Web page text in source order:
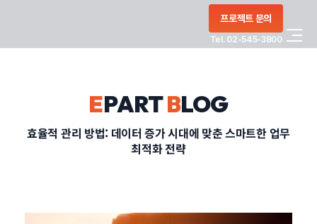
프로젝트 문의
Tel. 02-545-3800
EPARTBLOG
효율적 관리 방법: 데이터 증가 시대에 맞춘 스마트한 업무
최적화 전략